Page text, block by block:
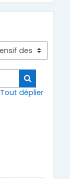
Tout déplier